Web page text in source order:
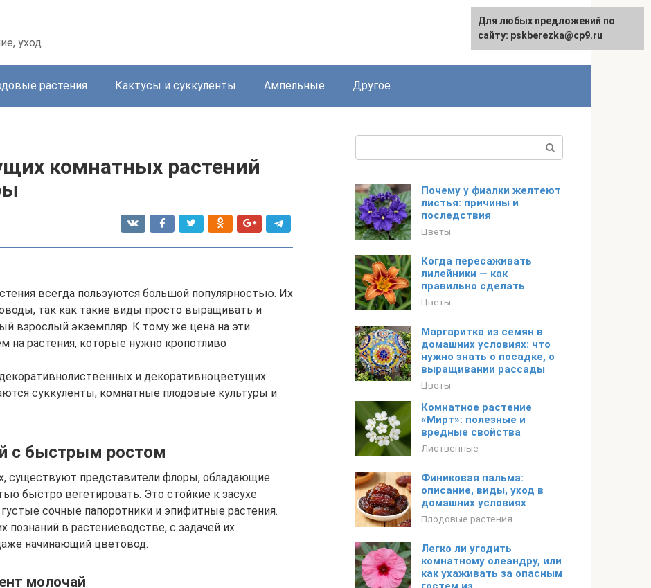
уход
English
растения Кактусы и суккуленты Ампельные Другое
комнатных растений
всегда пользуются большой популярностью. Их
так как такие виды просто выращивать и
взрослый экземпляр. К тому же цена на эти
на растения, которые нужно кропотливо
и декоративноцветущих
суккуленты, комнатные плодовые культуры и
с быстрым ростом
существуют представители флоры, обладающие
быстро вегетировать. Это стойкие к засухе
сочные папоротники и эпифитные растения.
познаний в растениеводстве, с задачей их
начинающий цветовод.
молочай
Почему у фиалки желтеют
листья: причины и
последствия
Цветы
Когда пересаживать
лилейники — как
правильно сделать
Цветы
Маргаритка из семян в
домашних условиях: что
нужно знать о посадке, о
выращивании рассады
Цветы
Комнатное растение
«Мирт»: полезные и
вредные свойства
Лиственные
Финиковая пальма:
описание, виды, уход в
домашних условиях
Плодовые растения
Легко ли угодить
комнатному олеандру, или
как ухаживать за опасным
Для любых предложений по
сайту: pskberezka@cp9.ru